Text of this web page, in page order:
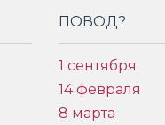
ПОВОД?
1 сентября
14 февраля
8 марта